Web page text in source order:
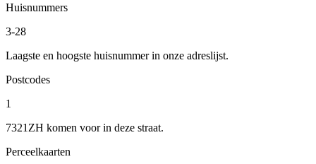
Huisnummers
3-28
Laagste en hoogste huisnummer in onze adreslijst.
Postcodes
1
7321ZH komen voor in deze straat.
Perceelkaarten